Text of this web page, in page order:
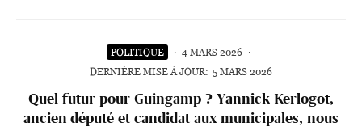
POLITIQUE · 4 MARS 2026 ·
DERNIÈRE MISE À JOUR: 5 MARS 2026
Quel futur pour Guingamp ? Yannick Kerlogot,
ancien député et candidat aux municipales, nous